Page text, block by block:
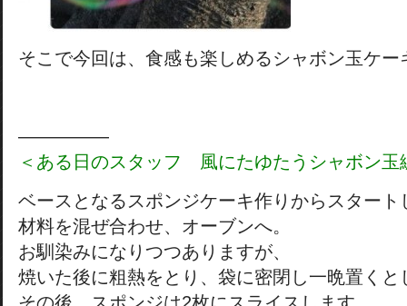
そこで今回は、食感も楽しめるシャボン玉ケ
―――――
＜ある日のスタッフ 風にたゆたうシャボン玉
ベースとなるスポンジケーキ作りからスタート
材料を混ぜ合わせ、オーブンへ。
お馴染みになりつつありますが、
焼いた後に粗熱をとり、袋に密閉し一晩置くと